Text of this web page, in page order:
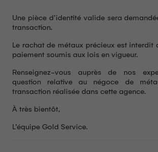
Une pièce d’identité valide sera
transaction.
Le rachat de métaux précieux est interdit
paiement soumis aux lois en vigueur.
Renseignez-vous auprès de nos
question relative au négoce de
transaction réalisée dans cette agence.
À très bientôt,
L’équipe Gold Service.